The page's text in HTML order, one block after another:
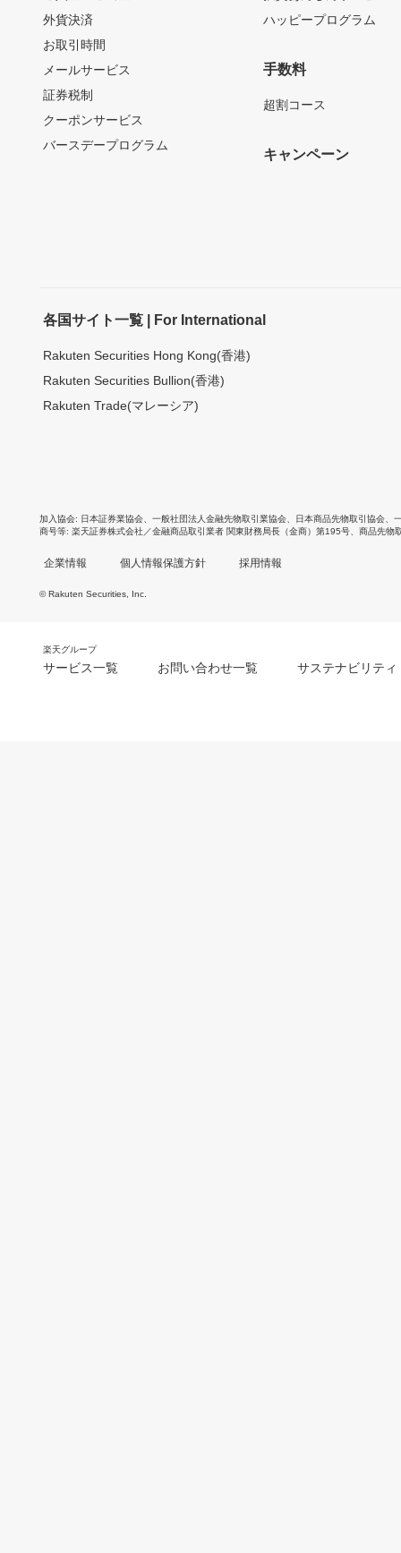
外貨決済
お取引時間
メールサービス
証券税制
クーポンサービス
バースデープログラム
ハッピープログラム
手数料
超割コース
キャンペーン
各国サイト一覧 | For International
Rakuten Securities Hong Kong(香港)
Rakuten Securities Bullion(香港)
Rakuten Trade(マレーシア)
加入協会 日本証券業協会 一般社団法人金融先物取引業協会 日本商品先物取引協会
商号等 楽天証券株式会社／金融商品取引業者 関東財務局長（金商）第195号、商品先物
企業情報 個人情報保護方針 採用情報
© Rakuten Securities, Inc.
楽天グループ
サービス一覧 お問い合わせ一覧 サステナビリティ